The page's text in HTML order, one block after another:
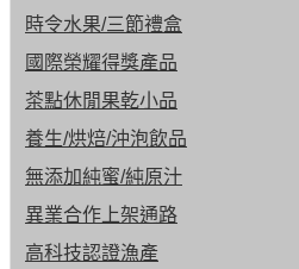
時令水果/三節禮盒
國際榮耀得獎產品
茶點休閒果乾小品
養生/烘焙/沖泡飲品
無添加純蜜/純原汁
異業合作上架通路
高科技認證漁產